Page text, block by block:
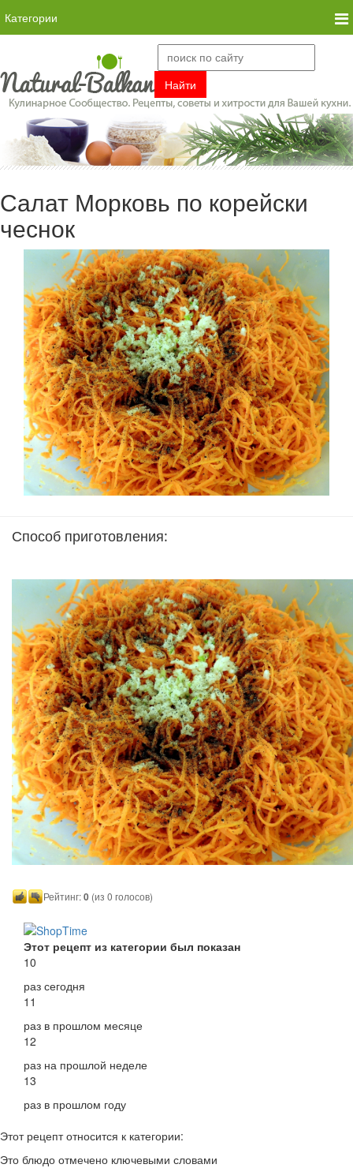
Категории
Салат Морковь по корейски
чеснок
Способ приготовления:
Рейтинг:0 (из 0 голосов)
Этот рецепт из категории был показан
10
раз сегодня
11
раз в прошлом месяце
12
раз на прошлой неделе
13
раз в прошлом году
Этот рецепт относится к категории:
Это блюдо отмечено ключевыми словами